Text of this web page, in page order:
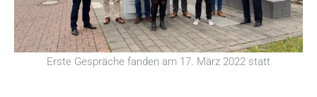
Erste Gespräche fanden am 17. März 2022 statt